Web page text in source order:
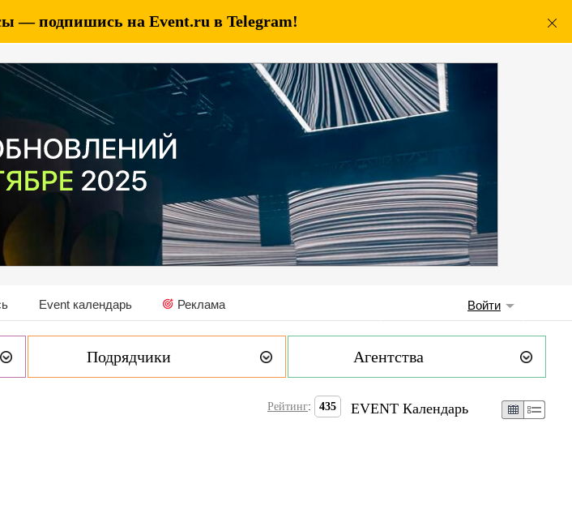
— подпишись на Event.ru в Telegram!
Event календарь Реклама Войти
Подрядчики Агентства
Рейтинг: 435 EVENT Календарь